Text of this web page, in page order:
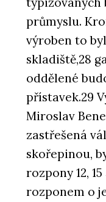
průmyslu.
výroben to
skladiště,28
oddělené
přístavek.29
Miroslav
zastřešená
skořepinou,
rozpony 12,
rozponem o